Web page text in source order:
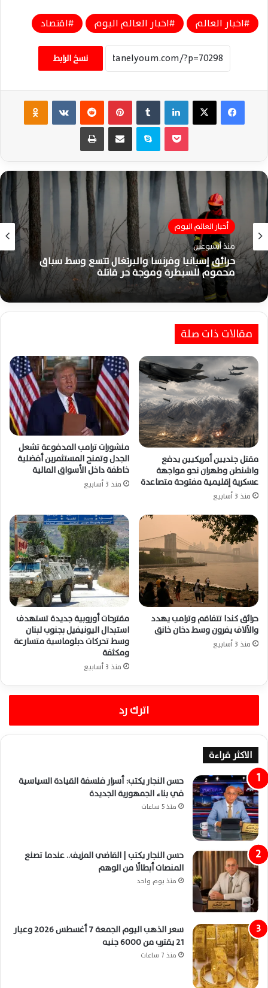
اخبار العالم اخبار العالم اليوم اقتصاد
نسخ الرابط
فيسبوك ‫X لينكدإن بينتيريست ‏VKontakte
سكايب مشاركة عبر البريد طباعة
أخبار العالم اليوم
منذ أسبوعين
حرائق إسبانيا وفرنسا والبرتغال تتسع وسط سباق
محموم للسيطرة وموجة حر قاتلة
أخبار العالم اليوم
منذ أسبوعين
ترامب ينشر صورًا بالذكاء الاصطناعي بعد غارات
خارك وتدمير ناقلات النفط الإيرانية
مقالات ذات صلة
مقتل جنديين أمريكيين يدفع
واشنطن وطهران نحو مواجهة
عسكرية إقليمية مفتوحة متصاعدة
منذ 3 أسابيع
منشورات ترامب المدفوعة تشعل
الجدل وتمنح المستثمرين أفضلية
خاطفة داخل الأسواق المالية
منذ 3 أسابيع
حرائق كندا تتفاقم وترامب يهدد
والآلاف يفرون وسط دخان خانق
منذ 3 أسابيع
مقترحات أوروبية جديدة تستهدف
استبدال اليونيفيل بجنوب لبنان
وسط تحركات دبلوماسية متسارعة
ومكثفة
منذ 3 أسابيع
اترك رد
الاكثر قراءة
حسن النجار يكتب: أسرار فلسفة القيادة السياسية
في بناء الجمهورية الجديدة
منذ 5 ساعات
حسن النجار يكتب | القاضي المزيف.. عندما تصنع
المنصات أبطالًا من الوهم
منذ يوم واحد
سعر الذهب اليوم الجمعة 7 أغسطس 2026 وعيار
21 يقترب من 6000 جنيه
منذ 7 ساعات